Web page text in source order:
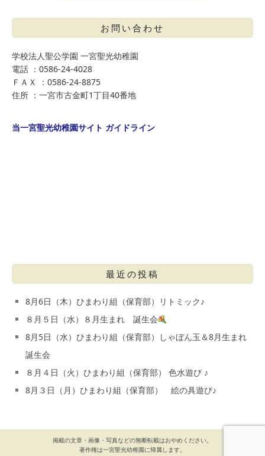
お問い合わせ
学校法人聖公学園 一宮聖光幼稚園
電話 ：0586-24-4028
ＦＡＸ ：0586-24-8875
住所 ：一宮市古金町1丁目40番地
当一宮聖光幼稚園サイト ガイドライン
最近の投稿
8月6日（木）ひまわり組（保育部）リトミック♪
８月５日（水）８月生まれ 誕生会
8月5日（水）ひまわり組（保育部）しゃぼん玉＆8月生まれ
誕生会
８月４日（火）ひまわり組（保育部） 色水遊び ♪
8月３日（月）ひまわり組（保育部） 絵の具遊び♪
掲載の文章・画像・写真などの無断転載はおやめください。
著作権は一宮聖光幼稚園に帰属します。